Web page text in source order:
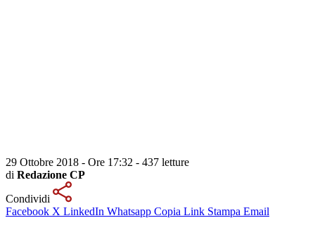
29 Ottobre 2018 - Ore 17:32 - 437 letture
di Redazione CP
Condividi
Facebook X LinkedIn Whatsapp Copia Link Stampa Email